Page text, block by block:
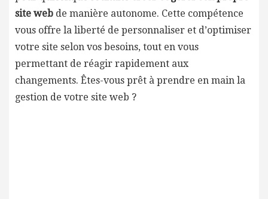
site web de manière autonome. Cette compétence
vous offre la liberté de personnaliser et d’optimiser
votre site selon vos besoins, tout en vous
permettant de réagir rapidement aux
changements. Êtes-vous prêt à prendre en main la
gestion de votre site web ?